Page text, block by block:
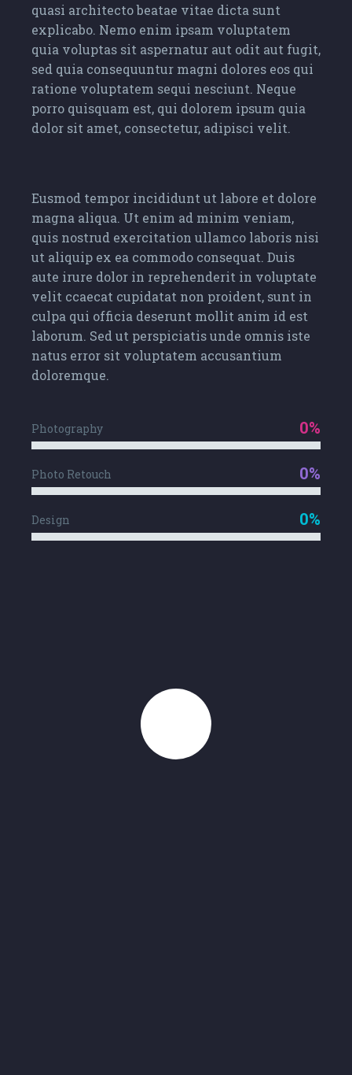
quasi architecto beatae vitae dicta sunt
explicabo. Nemo enim ipsam voluptatem
quia voluptas sit aspernatur aut odit aut fugit,
sed quia consequuntur magni dolores eos qui
ratione voluptatem sequi nesciunt. Neque
porro quisquam est, qui dolorem ipsum quia
dolor sit amet, consectetur, adipisci velit.
Eusmod tempor incididunt ut labore et dolore
magna aliqua. Ut enim ad minim veniam,
quis nostrud exercitation ullamco laboris nisi
ut aliquip ex ea commodo consequat. Duis
aute irure dolor in reprehenderit in voluptate
velit ccaecat cupidatat non proident, sunt in
culpa qui officia deserunt mollit anim id est
laborum. Sed ut perspiciatis unde omnis iste
natus error sit voluptatem accusantium
doloremque.
Photography 0%
Photo Retouch 0%
Design 0%